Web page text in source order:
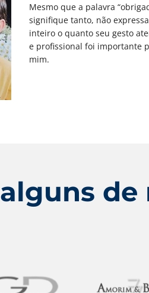
Mesmo que a palavra
signifique tanto, não
inteiro o quanto seu gesto
e profissional foi importante
mim.
alguns de